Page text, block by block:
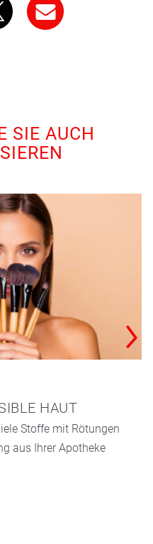
SIE AUCH
HAUT
Stoffe mit Rötungen
aus Ihrer Apotheke